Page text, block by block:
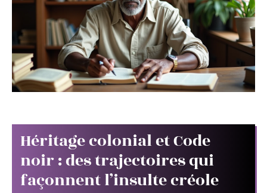
Héritage colonial et Code
noir : des trajectoires qui
façonnent l’insulte créole